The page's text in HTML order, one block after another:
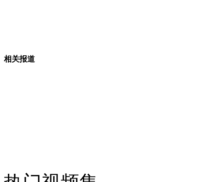
江西警方称"不存在民警只拍照不下水救人"
相关报道